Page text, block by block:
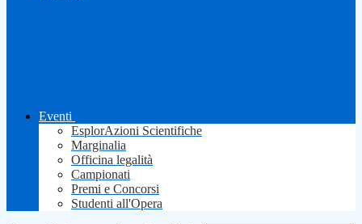
Eventi
EsplorAzioni Scientifiche
Marginalia
Officina legalità
Campionati
Premi e Concorsi
Studenti all'Opera